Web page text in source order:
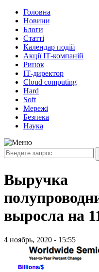
Головна
Новини
Блоги
Статті
Календар подій
Акції ІТ-компаній
Ринок
ІТ-директор
Cloud computing
Hard
Soft
Мережі
Безпека
Наука
Выручка
выросла на
4 ноябрь, 2020 - 15:55